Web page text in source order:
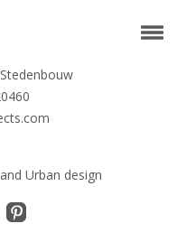
Urban design